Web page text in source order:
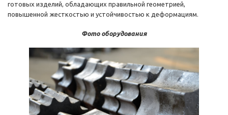
готовых изделий, обладающих правильной геометрией,
повышенной жесткостью и устойчивостью к деформациям.
Фото оборудования